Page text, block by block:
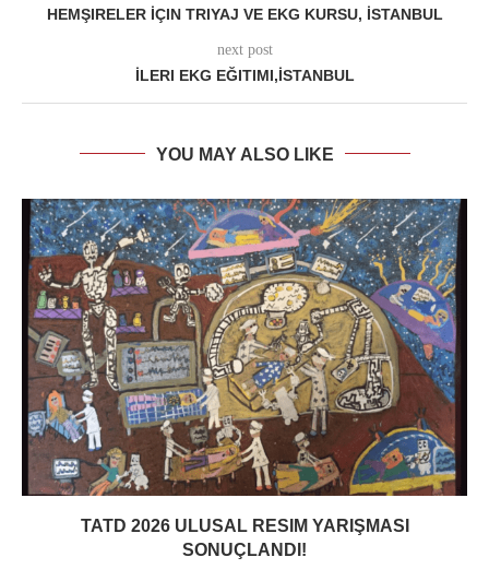
HEMŞIRELER İÇIN TRIYAJ VE EKG KURSU, İSTANBUL
next post
İLERI EKG EĞITIMI,İSTANBUL
YOU MAY ALSO LIKE
TATD 2026 ULUSAL RESIM YARIŞMASI
SONUÇLANDI!